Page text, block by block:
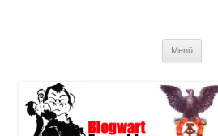
im wesentlichen den
Menü